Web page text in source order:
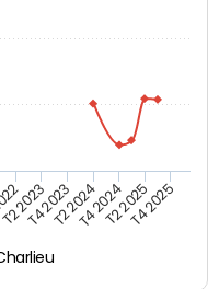
T2 2023T4 2023T2 2024T4 2024T2 2025T4 2025